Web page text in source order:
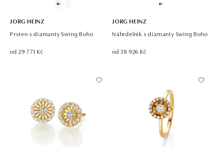
JORG HEINZ
Prsten s diamanty Swing Boho
od 29 771 Kč
JORG HEINZ
Náhrdelník s diamanty Swing Boho
od 38 926 Kč